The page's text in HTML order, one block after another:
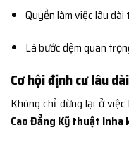
Quyền làm việc lâu dài
Là bước đệm quan
Cơ hội định cư lâu
Không chỉ dừng lại ở
Cao Đẳng Kỹ thuật Inha